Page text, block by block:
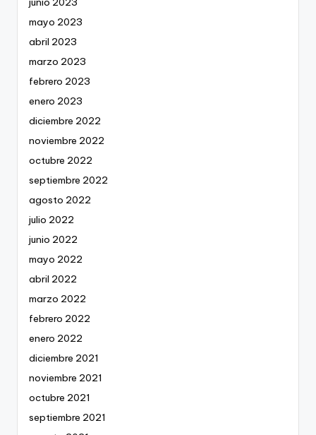
mayo 2023
abril 2023
marzo 2023
febrero 2023
enero 2023
diciembre 2022
noviembre 2022
octubre 2022
septiembre 2022
agosto 2022
julio 2022
junio 2022
mayo 2022
abril 2022
marzo 2022
febrero 2022
enero 2022
diciembre 2021
noviembre 2021
octubre 2021
septiembre 2021